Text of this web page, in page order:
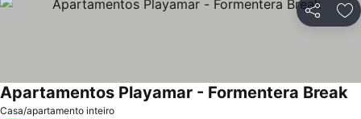
Partilhar
Casa/apartamento inteiro
Apartamentos Playamar - Formentera Break